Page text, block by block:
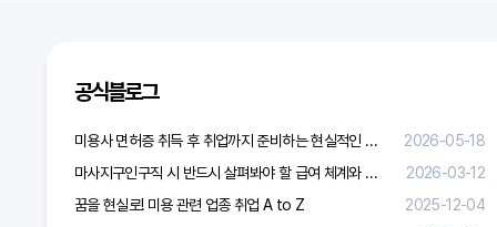
공식블로그
미용사 면허증 취득 후 취업까지 준비하는 현실적인 방법
2026-05-18
마사지구인구직 시 반드시 살펴봐야 할 급여 체계와 합리적 보상 가이드
2026-03-12
꿈을 현실로! 미용 관련 업종 취업 A to Z
2025-12-04